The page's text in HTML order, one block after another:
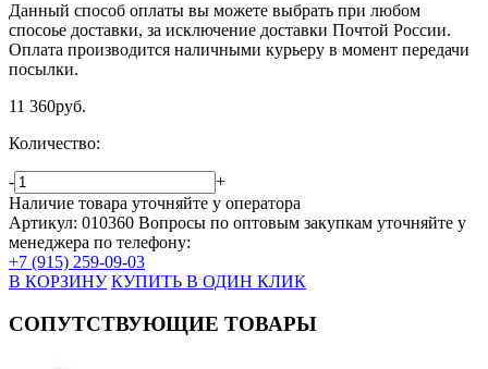
Данный способ оплаты вы можете выбрать при любом
спосоье доставки, за исключение доставки Почтой России.
Оплата производится наличными курьеру в момент передачи
посылки.
11 360руб.
Количество:
-
+
Наличие товара уточняйте у оператора
Артикул: 010360 Вопросы по оптовым закупкам уточняйте у
менеджера по телефону:
+7 (915) 259-09-03
В КОРЗИНУ КУПИТЬ В ОДИН КЛИК
СОПУТСТВУЮЩИЕ ТОВАРЫ